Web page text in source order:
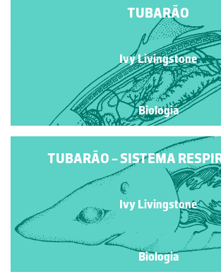
TUBARÃO
Ivy Livingstone
Biologia
TUBARÃO - SISTEMA
Ivy Livingstone
Biologia